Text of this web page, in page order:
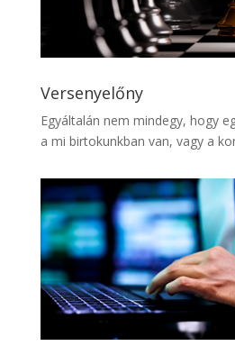
Versenyelőny
Egyáltalán nem mindegy, hogy
a mi birtokunkban van, vagy a